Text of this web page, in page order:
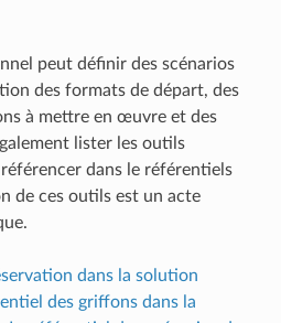
peut définir des scénarios
des formats de départ, des
à mettre en œuvre et des
lister les outils
dans le référentiels
de ces outils est un acte
dans la solution
des griffons dans la